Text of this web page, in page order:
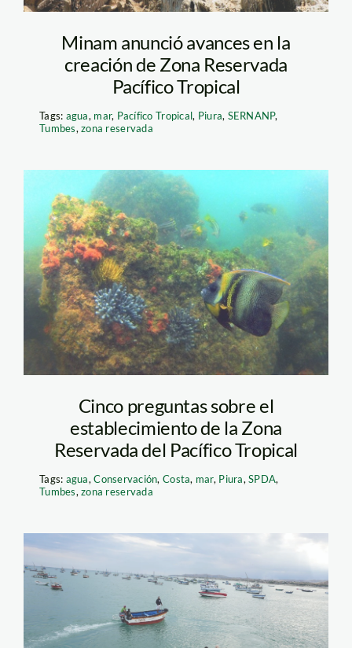
Minam anunció avances en la
creación de Zona Reservada
Pacífico Tropical
Tags: agua, mar, Pacífico Tropical, Piura, SERNANP,
Tumbes,zona reservada
Pacifico Tropical –
Yuri Hooker
Cinco preguntas sobre el
establecimiento de la Zona
Reservada del Pacífico Tropical
Tags: agua,Conservación,Costa, mar, Piura,SPDA,
Tumbes,zona reservada
mar-tropical-
grau_andina